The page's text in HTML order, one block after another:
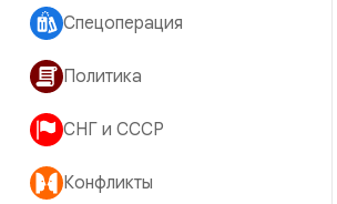
Спецоперация
Политика
СНГ и СССР
Конфликты